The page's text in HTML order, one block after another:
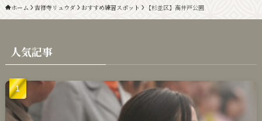
ホーム 吉祥寺リュウダ おすすめ練習スポット 【杉並区】高井戸公園
人気記事